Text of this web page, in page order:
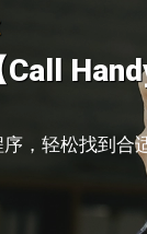
会因此沮丧，因为
，让市民更容易找
Call师傅」在本地
我们持续这个使命
实都不是最关键的
都是值得的！
，轻松找到合